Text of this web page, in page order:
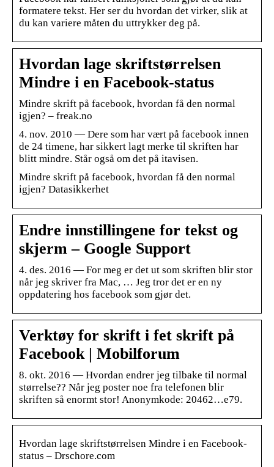
formatere tekst. Her ser du hvordan det virker, slik at
du kan variere måten du uttrykker deg på.
Hvordan lage skriftstørrelsen
Mindre i en Facebook-status
Mindre skrift på facebook, hvordan få den normal
igjen? – freak.no
4. nov. 2010 — Dere som har vært på facebook innen
de 24 timene, har sikkert lagt merke til skriften har
blitt mindre. Står også om det på itavisen.
Mindre skrift på facebook, hvordan få den normal
igjen? Datasikkerhet
Endre innstillingene for tekst og
skjerm – Google Support
4. des. 2016 — For meg er det ut som skriften blir stor
når jeg skriver fra Mac, … Jeg tror det er en ny
oppdatering hos facebook som gjør det.
Verktøy for skrift i fet skrift på
Facebook | Mobilforum
8. okt. 2016 — Hvordan endrer jeg tilbake til normal
størrelse?? Når jeg poster noe fra telefonen blir
skriften så enormt stor! Anonymkode: 20462…e79.
Hvordan lage skriftstørrelsen Mindre i en Facebook-
status – Drschore.com